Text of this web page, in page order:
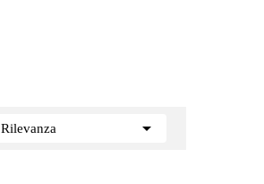
Rilevanza 